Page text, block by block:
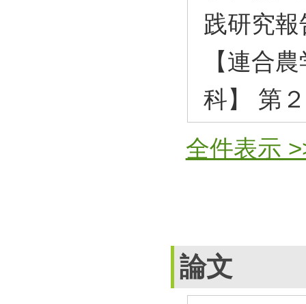
践研究
【連合
科】 第
全件表示
論文